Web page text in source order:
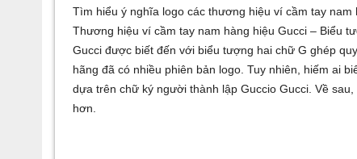
Tìm hiểu ý nghĩa logo các thương hiệu ví cầm tay nam
Thương hiệu ví cầm tay nam hàng hiệu Gucci – Biểu
Gucci được biết đến với biểu tượng hai chữ G ghép
hãng đã có nhiều phiên bản logo. Tuy nhiên, hiếm ai
dựa trên chữ ký người thành lập Guccio Gucci. Về
hơn.